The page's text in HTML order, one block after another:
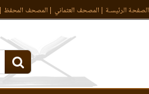
الصفحة الرئيسـة المصحف العثماني المصحف المحفظ